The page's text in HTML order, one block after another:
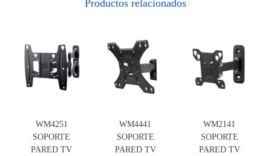
Productos relacionados
WM4251
SOPORTE
PARED TV
WM4441
SOPORTE
PARED TV
WM2141
SOPORTE
PARED TV